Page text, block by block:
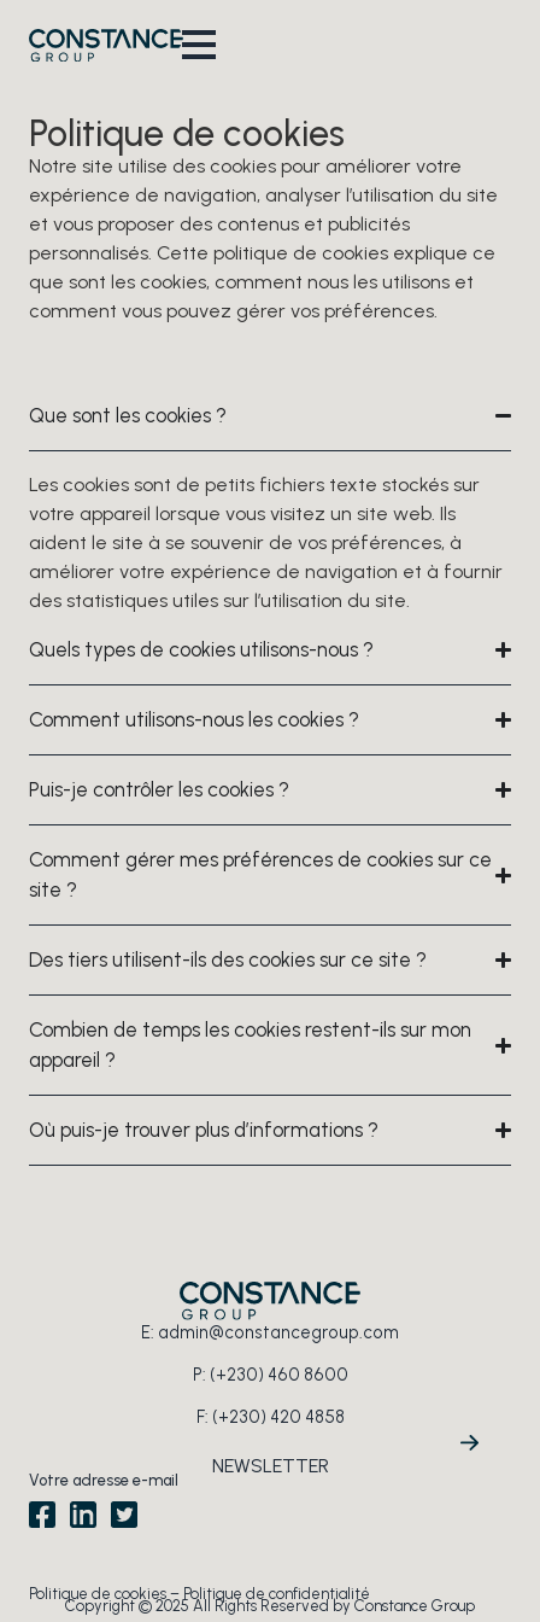
Politique de cookies
Notre site utilise des cookies pour améliorer votre
expérience de navigation, analyser l’utilisation du site
et vous proposer des contenus et publicités
personnalisés. Cette politique de cookies explique ce
que sont les cookies, comment nous les utilisons et
comment vous pouvez gérer vos préférences.
Que sont les cookies ?
Les cookies sont de petits fichiers texte stockés sur
votre appareil lorsque vous visitez un site web. Ils
aident le site à se souvenir de vos préférences, à
améliorer votre expérience de navigation et à fournir
des statistiques utiles sur l’utilisation du site.
Quels types de cookies utilisons-nous ?
Comment utilisons-nous les cookies ?
Puis-je contrôler les cookies ?
Comment gérer mes préférences de cookies sur ce
site ?
Des tiers utilisent-ils des cookies sur ce site ?
Combien de temps les cookies restent-ils sur mon
appareil ?
Où puis-je trouver plus d’informations ?
E: admin@constancegroup.com
P: (+230) 460 8600
F: (+230) 420 4858
NEWSLETTER
Section
Politique de cookies – Politique de confidentialité
Copyright © 2025 All Rights Reserved by Constance Group